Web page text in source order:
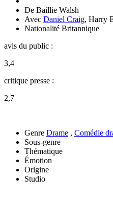
De Baillie Walsh
Avec Daniel Craig, Harry
Nationalité Britannique
avis du public :
3,4
critique presse :
2,7
Genre Drame , Comédie
Sous-genre
Thématique
Émotion
Origine
Studio